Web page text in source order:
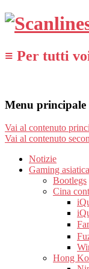
≡ Per tutti
Menu principale
Vai al contenuto
Vai al contenuto
Notizie
Gaming asiatica
Bootlegs
Cina
Hong